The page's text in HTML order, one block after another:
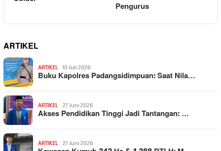
Pengurus
ARTIKEL
ARTIKEL 10 Juli 2026
Buku Kapolres Padangsidimpuan: Saat Nila…
ARTIKEL 27 Juni 2026
Akses Pendidikan Tinggi Jadi Tantangan: …
ARTIKEL 27 Juni 2026